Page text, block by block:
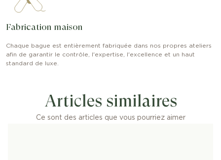
Fabrication maison
Chaque bague est entièrement fabriquée dans nos propres ateliers
afin de garantir le contrôle, l'expertise, l'excellence et un haut
standard de luxe.
Articles similaires
Ce sont des articles que vous pourriez aimer